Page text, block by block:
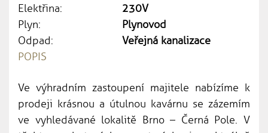
Elektřina:
230V
Plyn:
Plynovod
Odpad:
Veřejná kanalizace
POPIS
Ve výhradním zastoupení majitele nabízíme k
prodeji krásnou a útulnou kavárnu se zázemím
ve vyhledávané lokalitě Brno – Černá Pole. V